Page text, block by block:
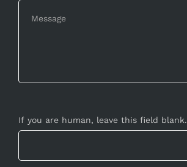
If you are human, leave this field blank.